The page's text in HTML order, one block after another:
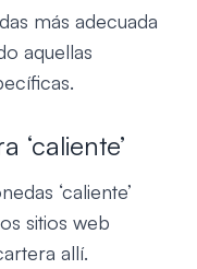
más adecuada
aquellas
‘caliente’
‘caliente’
sitios web
allí.